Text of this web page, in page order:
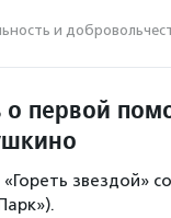
и
о первой
звездой»